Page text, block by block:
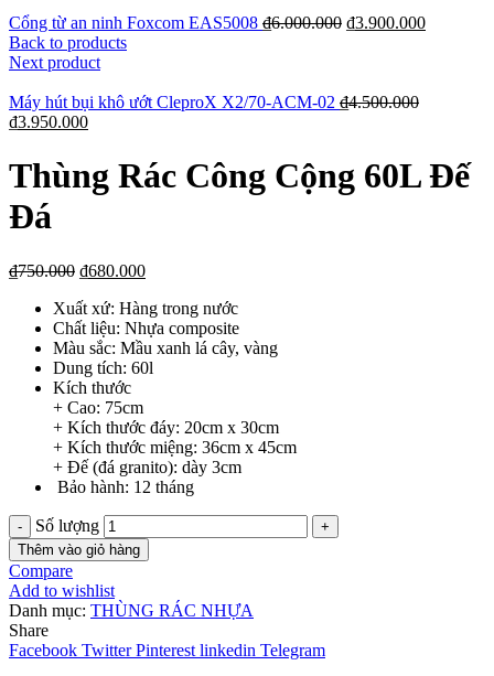
Cổng từ an ninh Foxcom EAS5008 ₫6.000.000 ₫3.900.000
Back to products
Next product
Máy hút bụi khô ướt CleproX X2/70-ACM-02 ₫4.500.000
₫3.950.000
Thùng Rác Công Cộng 60L Đế
Đá
₫750.000 ₫680.000
Xuất xứ: Hàng trong nước
Chất liệu: Nhựa composite
Màu sắc: Mầu xanh lá cây, vàng
Dung tích: 60l
Kích thước
+ Cao: 75cm
+ Kích thước đáy: 20cm x 30cm
+ Kích thước miệng: 36cm x 45cm
+ Đế (đá granito): dày 3cm
Bảo hành: 12 tháng
Số lượng
Thêm vào giỏ hàng
Compare
Add to wishlist
Danh mục: THÙNG RÁC NHỰA
Share
Facebook Twitter Pinterest linkedin Telegram